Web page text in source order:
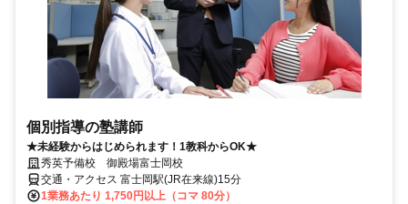
個別指導の塾講師
★未経験からはじめられます！1教科からOK★
秀英予備校 御殿場富士岡校
交通・アクセス 富士岡駅(JR在来線)15分
1業務あたり 1,750円以上（コマ 80分）